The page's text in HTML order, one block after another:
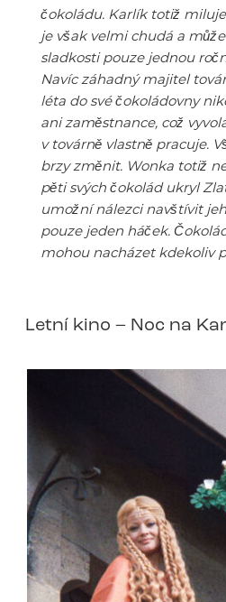
čokoládu. Karlík totiž
je však velmi chudá a
sladkosti pouze jednou
Navíc záhadný majitel
léta do své čokoládovny
ani zaměstnance, což
v továrně vlastně pracuje.
brzy změnit. Wonka totiž
pěti svých čokolád ukryl
umožní nálezci navštívit
pouze jeden háček.
mohou nacházet kdekoliv
Letní kino – Noc na